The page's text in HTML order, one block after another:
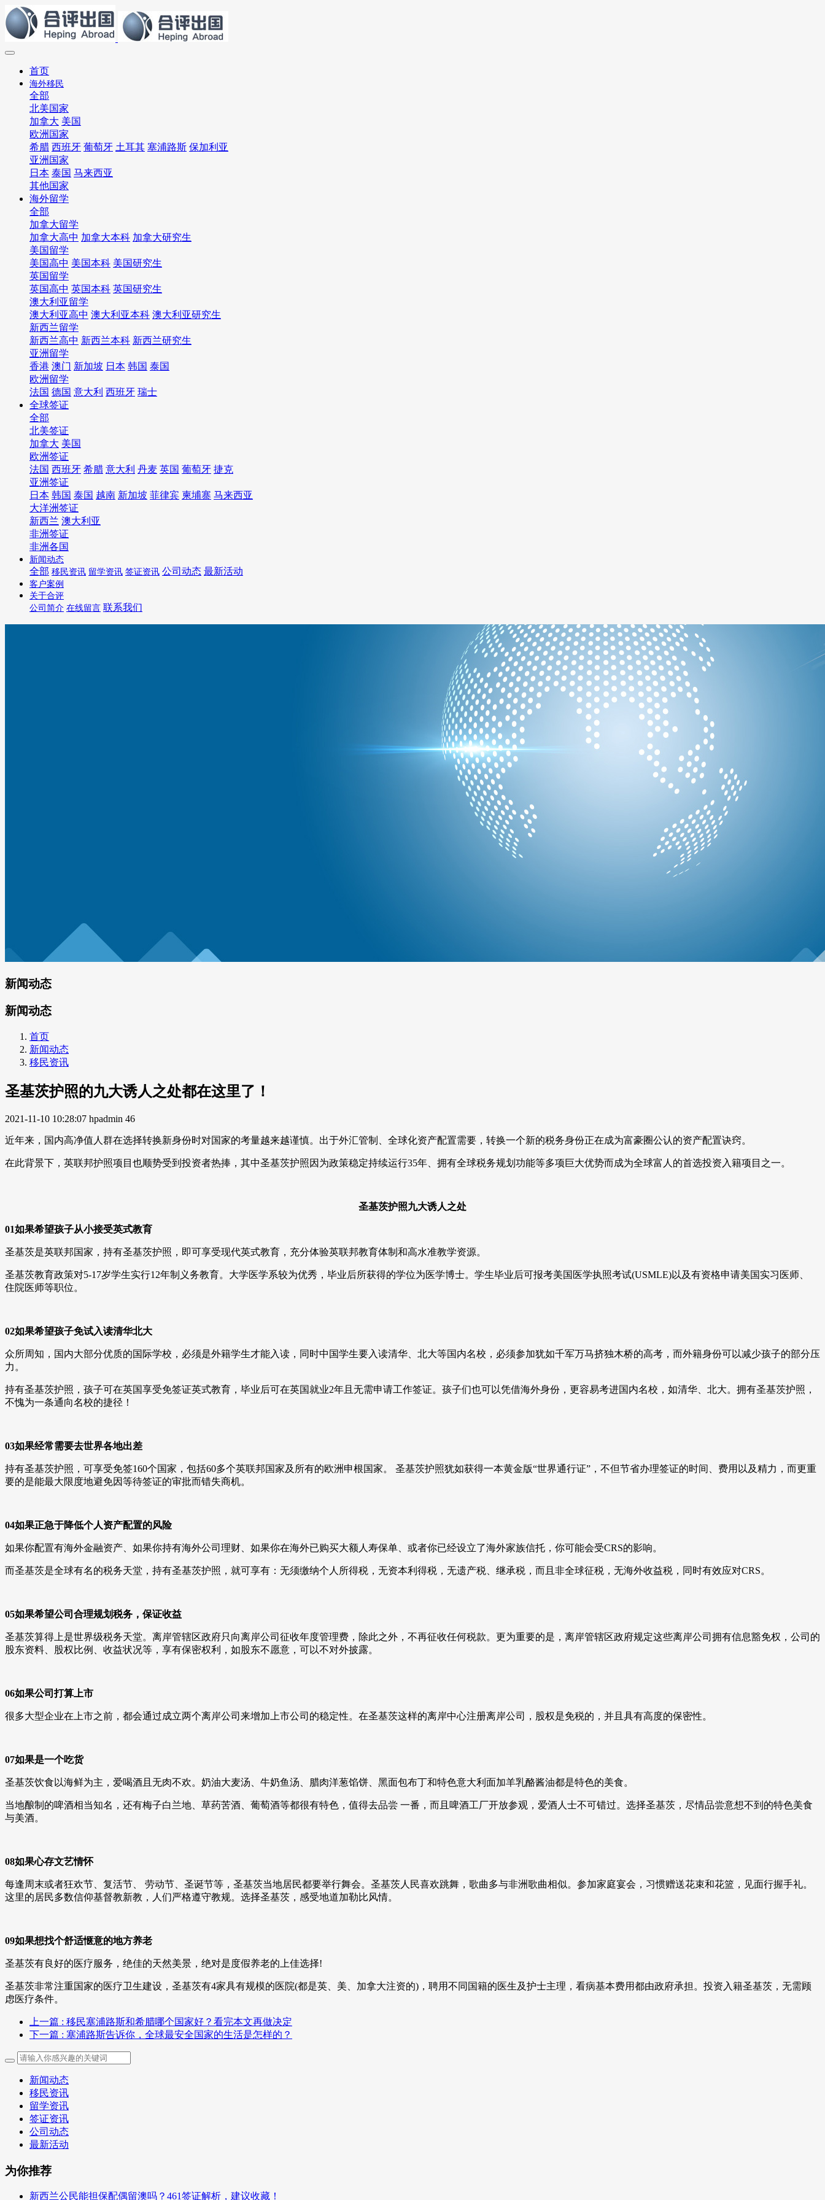
首页
海外移民
全部
北美国家
加拿大 美国
欧洲国家
希腊 西班牙 葡萄牙 土耳其 塞浦路斯 保加利亚
亚洲国家
日本 泰国 马来西亚
其他国家
海外留学
全部
加拿大留学
加拿大高中 加拿大本科 加拿大研究生
美国留学
美国高中 美国本科 美国研究生
英国留学
英国高中 英国本科 英国研究生
澳大利亚留学
澳大利亚高中 澳大利亚本科 澳大利亚研究生
新西兰留学
新西兰高中 新西兰本科 新西兰研究生
亚洲留学
香港 澳门 新加坡 日本 韩国 泰国
欧洲留学
法国 德国 意大利 西班牙 瑞士
全球签证
全部
北美签证
加拿大 美国
欧洲签证
法国 西班牙 希腊 意大利 丹麦 英国 葡萄牙 捷克
亚洲签证
日本 韩国 泰国 越南 新加坡 菲律宾 柬埔寨 马来西亚
大洋洲签证
新西兰 澳大利亚
非洲签证
非洲各国
新闻动态
全部 移民资讯 留学资讯 签证资讯 公司动态 最新活动
客户案例
关于合评
公司简介 在线留言 联系我们
新闻动态
新闻动态
首页
新闻动态
移民资讯
圣基茨护照的九大诱人之处都在这里了！
2021-11-10 10:28:07 hpadmin 46
近年来，国内高净值人群在选择转换新身份时对国家的考量越来越谨慎。出于外汇管制、全球化资产配置需要，转换一个新的税务身份正在成为富豪圈公认的资产配置诀窍。
在此背景下，英联邦护照项目也顺势受到投资者热捧，其中圣基茨护照因为政策稳定持续运行35年、拥有全球税务规划功能等多项巨大优势而成为全球富人的首选投资入籍项目之一。
圣基茨护照九大诱人之处
01如果希望孩子从小接受英式教育
圣基茨是英联邦国家，持有圣基茨护照，即可享受现代英式教育，充分体验英联邦教育体制和高水准教学资源。
圣基茨教育政策对5-17岁学生实行12年制义务教育。大学医学系较为优秀，毕业后所获得的学位为医学博士。学生毕业后可报考美国医学执照考试(USMLE)以及有资格申请美国实习医师、
住院医师等职位。
02如果希望孩子免试入读清华北大
众所周知，国内大部分优质的国际学校，必须是外籍学生才能入读，同时中国学生要入读清华、北大等国内名校，必须参加犹如千军万马挤独木桥的高考，而外籍身份可以减少孩子的部分压
力。
持有圣基茨护照，孩子可在英国享受免签证英式教育，毕业后可在英国就业2年且无需申请工作签证。孩子们也可以凭借海外身份，更容易考进国内名校，如清华、北大。拥有圣基茨护照，
不愧为一条通向名校的捷径！
03如果经常需要去世界各地出差
持有圣基茨护照，可享受免签160个国家，包括60多个英联邦国家及所有的欧洲申根国家。 圣基茨护照犹如获得一本黄金版“世界通行证”，不但节省办理签证的时间、费用以及精力，而更重
要的是能最大限度地避免因等待签证的审批而错失商机。
04如果正急于降低个人资产配置的风险
如果你配置有海外金融资产、如果你持有海外公司理财、如果你在海外已购买大额人寿保单、或者你已经设立了海外家族信托，你可能会受CRS的影响。
而圣基茨是全球有名的税务天堂，持有圣基茨护照，就可享有：无须缴纳个人所得税，无资本利得税，无遗产税、继承税，而且非全球征税，无海外收益税，同时有效应对CRS。
05如果希望公司合理规划税务，保证收益
圣基茨算得上是世界级税务天堂。离岸管辖区政府只向离岸公司征收年度管理费，除此之外，不再征收任何税款。更为重要的是，离岸管辖区政府规定这些离岸公司拥有信息豁免权，公司的
股东资料、股权比例、收益状况等，享有保密权利，如股东不愿意，可以不对外披露。
06如果公司打算上市
很多大型企业在上市之前，都会通过成立两个离岸公司来增加上市公司的稳定性。在圣基茨这样的离岸中心注册离岸公司，股权是免税的，并且具有高度的保密性。
07如果是一个吃货
圣基茨饮食以海鲜为主，爱喝酒且无肉不欢。奶油大麦汤、牛奶鱼汤、腊肉洋葱馅饼、黑面包布丁和特色意大利面加羊乳酪酱油都是特色的美食。
当地酿制的啤酒相当知名，还有梅子白兰地、草药苦酒、葡萄酒等都很有特色，值得去品尝 一番，而且啤酒工厂开放参观，爱酒人士不可错过。选择圣基茨，尽情品尝意想不到的特色美食
与美酒。
08如果心存文艺情怀
每逢周末或者狂欢节、复活节、 劳动节、圣诞节等，圣基茨当地居民都要举行舞会。圣基茨人民喜欢跳舞，歌曲多与非洲歌曲相似。参加家庭宴会，习惯赠送花束和花篮，见面行握手礼。
这里的居民多数信仰基督教新教，人们严格遵守教规。选择圣基茨，感受地道加勒比风情。
09如果想找个舒适惬意的地方养老
圣基茨有良好的医疗服务，绝佳的天然美景，绝对是度假养老的上佳选择!
圣基茨非常注重国家的医疗卫生建设，圣基茨有4家具有规模的医院(都是英、美、加拿大注资的)，聘用不同国籍的医生及护士主理，看病基本费用都由政府承担。投资入籍圣基茨，无需顾
虑医疗条件。
上一篇 : 移民塞浦路斯和希腊哪个国家好？看完本文再做决定
下一篇 : 塞浦路斯告诉你，全球最安全国家的生活是怎样的？
新闻动态
移民资讯
留学资讯
签证资讯
公司动态
最新活动
为你推荐
新西兰公民能担保配偶留澳吗？461签证解析，建议收藏！